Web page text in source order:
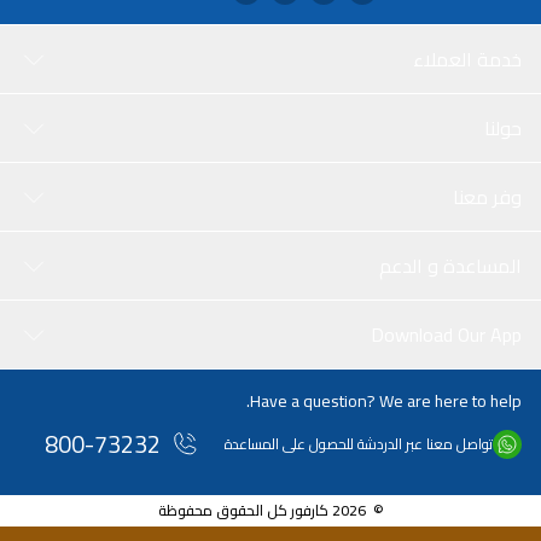
Have a question? We are here to help.
تواصل معنا عبر الدردشة للحصول على المساعدة 800-73232
© 2026 كارفور كل الحقوق محفوظة